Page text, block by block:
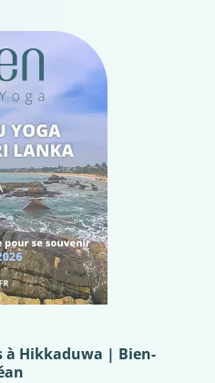
à Hikkaduwa | Bien-